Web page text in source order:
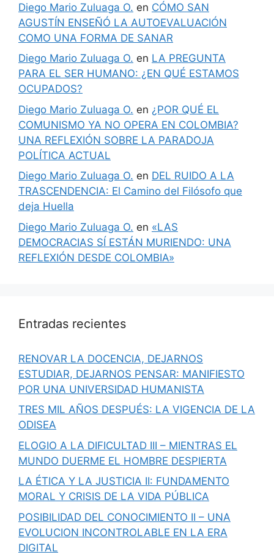
Diego Mario Zuluaga O. en CÓMO SAN
AGUSTÍN ENSEÑÓ LA AUTOEVALUACIÓN
COMO UNA FORMA DE SANAR
Diego Mario Zuluaga O. en LA PREGUNTA
PARA EL SER HUMANO: ¿EN QUÉ ESTAMOS
OCUPADOS?
Diego Mario Zuluaga O. en ¿POR QUÉ EL
COMUNISMO YA NO OPERA EN COLOMBIA?
UNA REFLEXIÓN SOBRE LA PARADOJA
POLÍTICA ACTUAL
Diego Mario Zuluaga O. en DEL RUIDO A LA
TRASCENDENCIA: El Camino del Filósofo que
deja Huella
Diego Mario Zuluaga O. en «LAS
DEMOCRACIAS SÍ ESTÁN MURIENDO: UNA
REFLEXIÓN DESDE COLOMBIA»
Entradas recientes
RENOVAR LA DOCENCIA, DEJARNOS
ESTUDIAR, DEJARNOS PENSAR: MANIFIESTO
POR UNA UNIVERSIDAD HUMANISTA
TRES MIL AÑOS DESPUÉS: LA VIGENCIA DE LA
ODISEA
ELOGIO A LA DIFICULTAD III – MIENTRAS EL
MUNDO DUERME EL HOMBRE DESPIERTA
LA ÉTICA Y LA JUSTICIA II: FUNDAMENTO
MORAL Y CRISIS DE LA VIDA PÚBLICA
POSIBILIDAD DEL CONOCIMIENTO II – UNA
EVOLUCION INCONTROLABLE EN LA ERA
DIGITAL